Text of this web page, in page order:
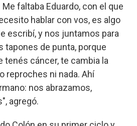
faltaba Eduardo, con el que
hablar con vos, es algo
escribí, y nos juntamos para
tapones de punta, porque
tenés cáncer, te cambia la
reproches ni nada. Ahí
nos abrazamos,
agregó.